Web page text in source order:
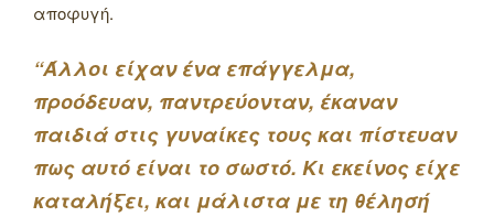
αποφυγή.
“Άλλοι είχαν ένα επάγγελμα,
προόδευαν, παντρεύονταν, έκαναν
παιδιά στις γυναίκες τους και πίστευαν
πως αυτό είναι το σωστό. Κι εκείνος είχε
καταλήξει, και μάλιστα με τη θέλησή